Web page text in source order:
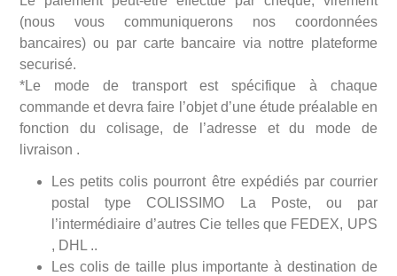
(nous vous communiquerons nos coordonnées
bancaires) ou par carte bancaire via nottre plateforme
securisé.
*Le mode de transport est spécifique à chaque
commande et devra faire l’objet d’une étude préalable en
fonction du colisage, de l’adresse et du mode de
livraison .
Les petits colis pourront être expédiés par courrier
postal type COLISSIMO La Poste, ou par
l’intermédiaire d’autres Cie telles que FEDEX, UPS
, DHL ..
Les colis de taille plus importante à destination de